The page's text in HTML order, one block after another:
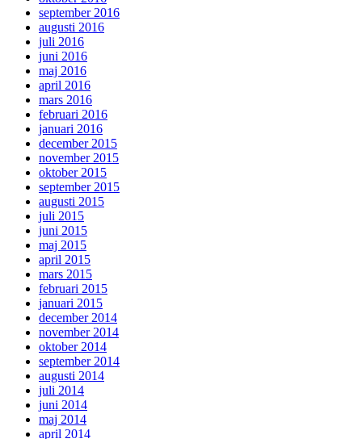
september 2016
augusti 2016
juli 2016
juni 2016
maj 2016
april 2016
mars 2016
februari 2016
januari 2016
december 2015
november 2015
oktober 2015
september 2015
augusti 2015
juli 2015
juni 2015
maj 2015
april 2015
mars 2015
februari 2015
januari 2015
december 2014
november 2014
oktober 2014
september 2014
augusti 2014
juli 2014
juni 2014
maj 2014
april 2014